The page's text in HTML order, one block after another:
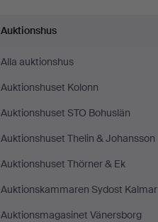
Auktionshus
Alla auktionshus
Auktionshuset Kolonn
Auktionshuset STO Bohuslän
Auktionshuset Thelin & Johansson
Auktionshuset Thörner & Ek
Auktionskammaren Sydost Kalmar
Auktionsmagasinet Vänersborg